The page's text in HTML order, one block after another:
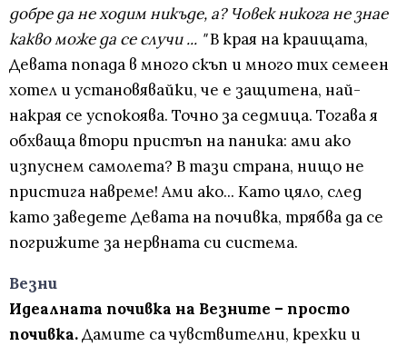
добре да не ходим никъде, а? Човек никога не знае
какво може да се случи ... "В края на краищата,
Девата попада в много скъп и много тих семеен
хотел и установявайки, че е защитена, най-
накрая се успокоява. Точно за седмица. Тогава я
обхваща втори пристъп на паника: ами ако
изпуснем самолета? В тази страна, нищо не
пристига навреме! Ами ако... Като цяло, след
като заведете Девата на почивка, трябва да се
погрижите за нервната си система.
Везни
Идеалната почивка на Везните – просто
почивка.Дамите са чувствителни, крехки и